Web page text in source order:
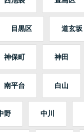
目黒区 道玄坂
神保町 神田
南平台 白山
野 中川